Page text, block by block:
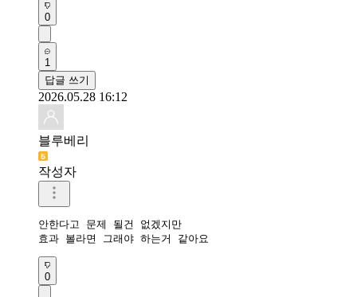
0
1
답글 쓰기
2026.05.28 16:12
블루베리
작성자
안한다고 문제 될건 없겠지만
효과 볼라면 그래야 하는거 같아요
0